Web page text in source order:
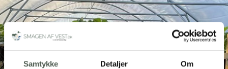
Samtykke Detaljer Om